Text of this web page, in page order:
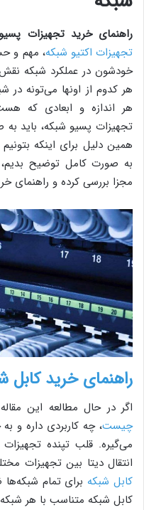
راهنمای خرید تجهیزات
تجهیزات اکتیو شبکه، مهم و
خودشون در عملکرد شبکه
هر کدوم از اونها می‌تونه در
هر اندازه و ابعادی که
تجهیزات پسیو شبکه، باید
همین دلیل برای اینکه
به صورت کامل توضیح
مجزا بررسی کرده و راهنمای
راهنمای خرید کابل
اگر در حال مطالعه این
چیست، چه کاربردی داره و
می‌گیره. قلب تپنده
انتقال دیتا بین تجهیزات
کابل شبکه برای تمام
کابل شبکه متناسب با هر